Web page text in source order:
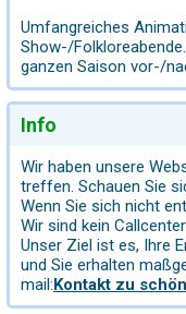
Umfangreiches
Show-/
ganzen Saison vor-/
Info
Wir haben unsere
treffen. Schauen Sie
Wenn Sie sich nicht
Wir sind kein
Unser Ziel ist es, Ihre
und Sie erhalten
mail:Kontakt zu